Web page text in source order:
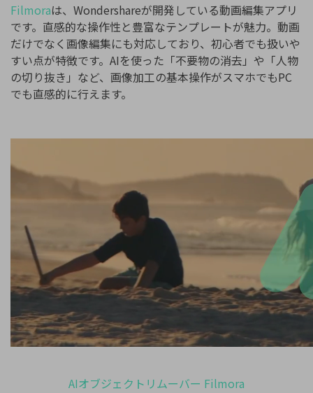
Filmoraは、Wondershareが開発している動画編集アプリ
です。直感的な操作性と豊富なテンプレートが魅力。動画
だけでなく画像編集にも対応しており、初心者でも扱いや
すい点が特徴です。AIを使った「不要物の消去」や「人物
の切り抜き」など、画像加工の基本操作がスマホでもPC
でも直感的に行えます。
AIオブジェクトリムーバー Filmora